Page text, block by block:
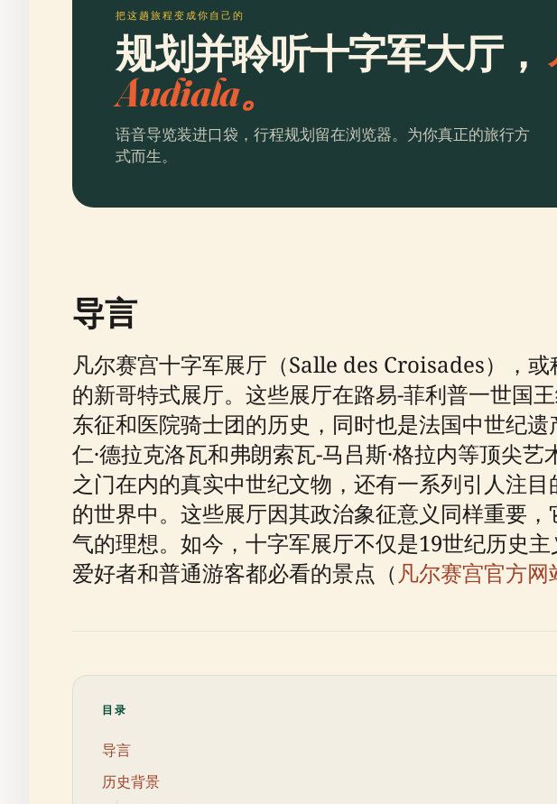
把这趟旅程变成你自己的
规划并聆听十字军大厅，
Audiala。
语音导览装进口袋，行程规划留在浏览器。为你真正的旅行方
式而生。
导言
凡尔赛宫十字军展厅（Salle des Croisades），
的新哥特式展厅。这些展厅在路易-菲利普一世国
东征和医院骑士团的历史，同时也是法国中世纪
仁·德拉克洛瓦和弗朗索瓦-马吕斯·格拉内等顶尖
之门在内的真实中世纪文物，还有一系列引人注
的世界中。这些展厅因其政治象征意义同样重要
气的理想。如今，十字军展厅不仅是19世纪历史
爱好者和普通游客都必看的景点（凡尔赛宫官方网
目录
导言
历史背景